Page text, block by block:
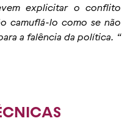
explicitar o conflito
camuflá-lo como se não
a falência da política. “